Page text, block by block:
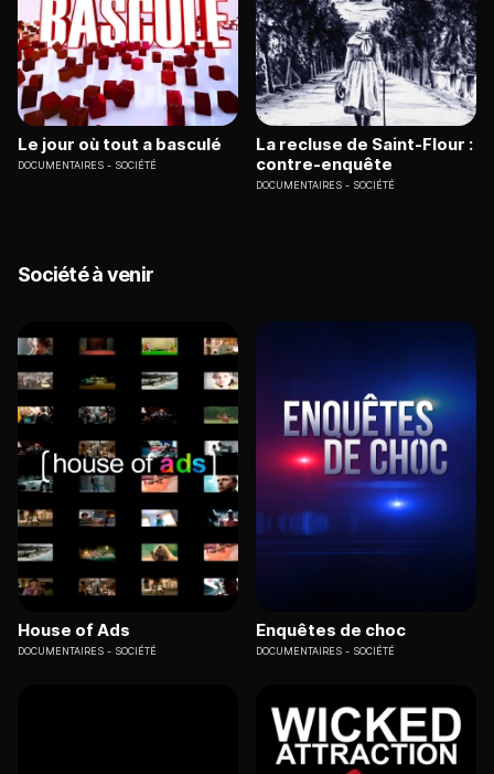
Le jour où tout a basculé
DOCUMENTAIRES SOCIÉTÉ
La recluse de Saint-Flour :
contre-enquête
DOCUMENTAIRES SOCIÉTÉ
Société à venir
House of Ads
DOCUMENTAIRES SOCIÉTÉ
Enquêtes de choc
DOCUMENTAIRES SOCIÉTÉ